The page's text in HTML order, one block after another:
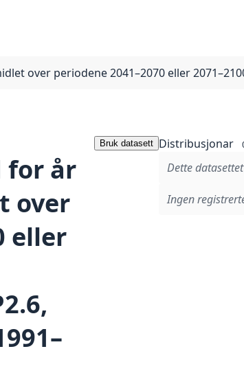
over periodene 2041–2070 eller
for år
over
eller
Bruk datasett Distribusjonar
Dette
Ingen